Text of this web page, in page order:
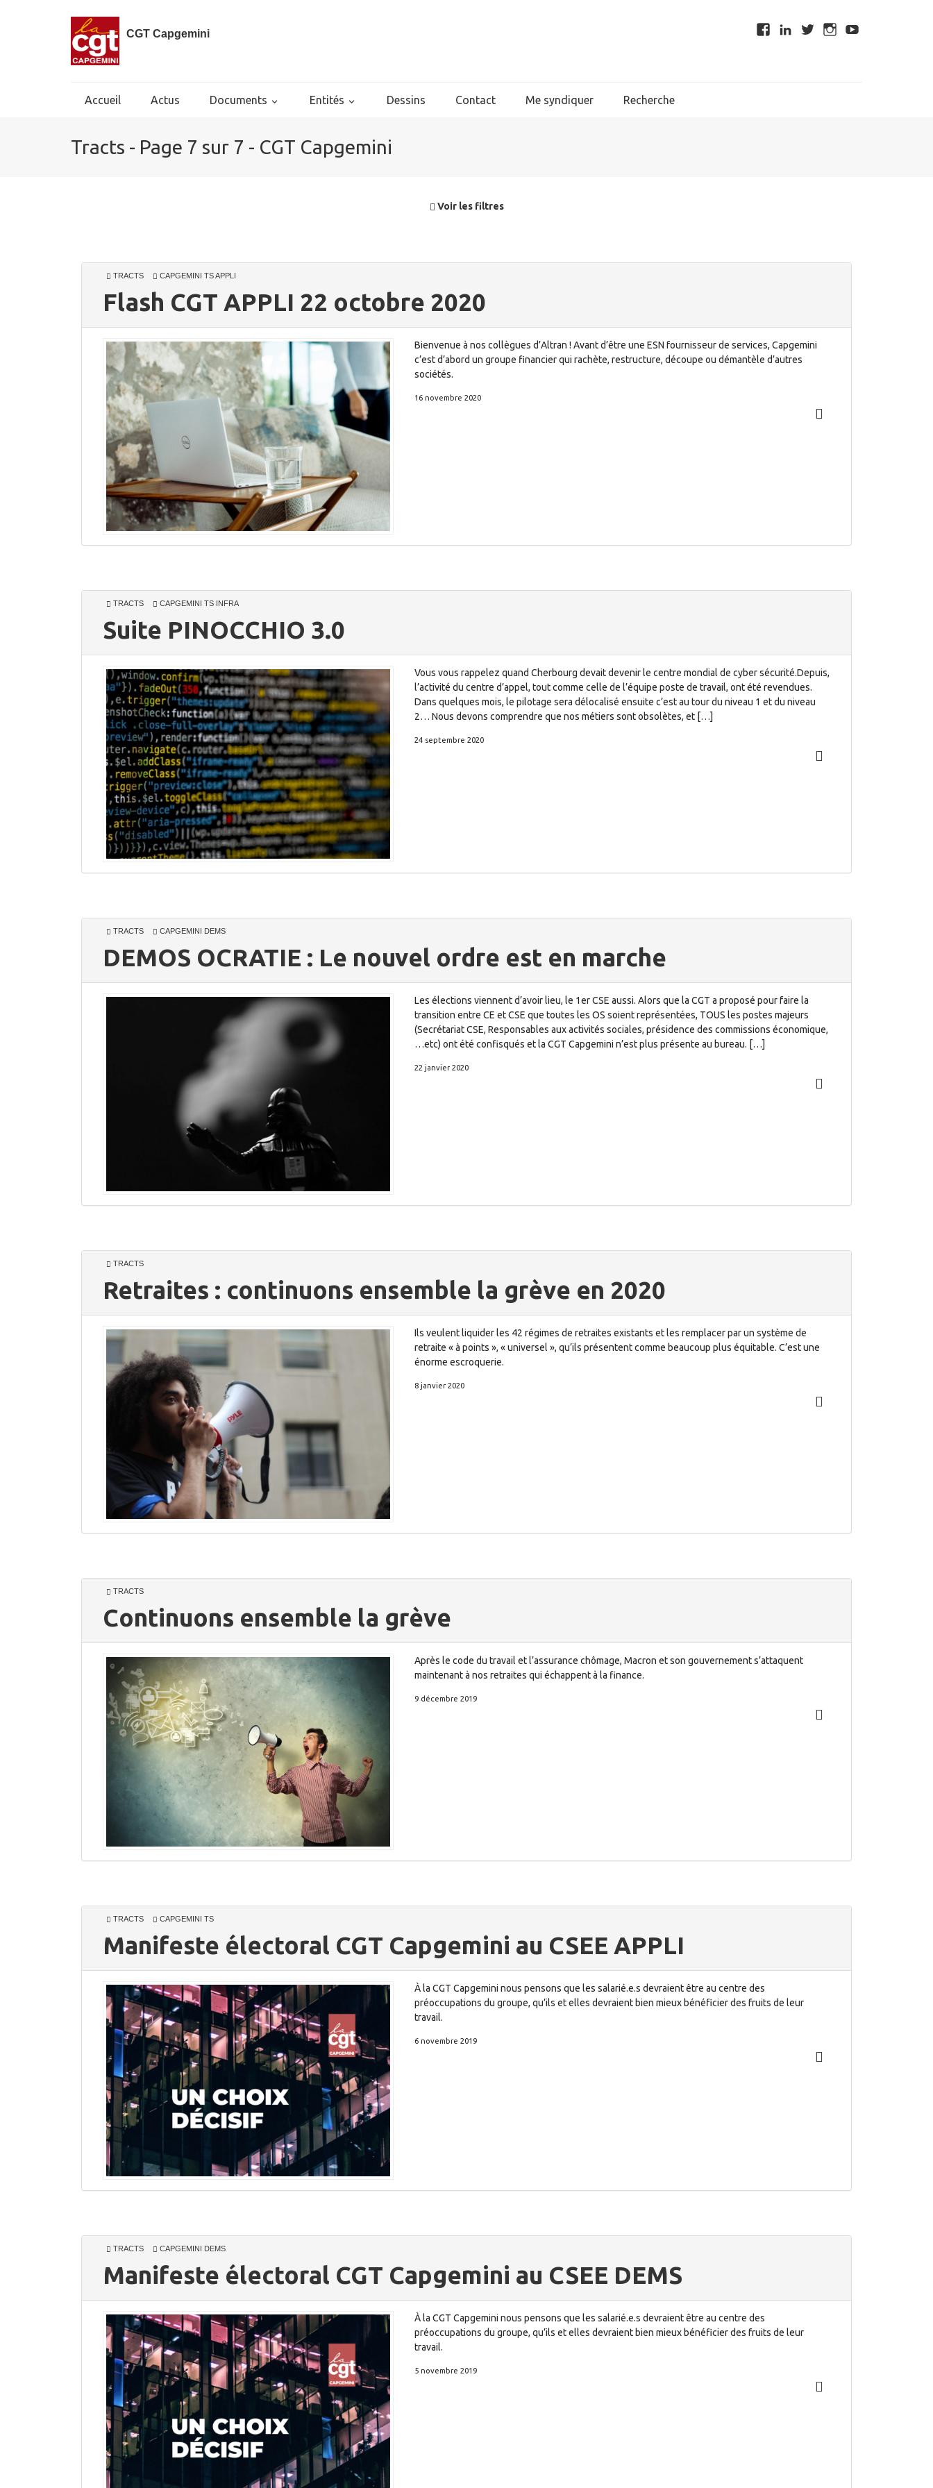
CGT Capgemini
Accueil Actus Documents Entités Dessins Contact Me syndiquer Recherche
Tracts - Page 7 sur 7 - CGT Capgemini
Voir les filtres
TRACTS CAPGEMINI TS APPLI
Flash CGT APPLI 22 octobre 2020
Bienvenue à nos collègues d’Altran ! Avant d’être une ESN fournisseur de services, Capgemini
c’est d’abord un groupe financier qui rachète, restructure, découpe ou démantèle d’autres
sociétés.
16 novembre 2020
TRACTS CAPGEMINI TS INFRA
Suite PINOCCHIO 3.0
Vous vous rappelez quand Cherbourg devait devenir le centre mondial de cyber sécurité.Depuis,
l’activité du centre d’appel, tout comme celle de l’équipe poste de travail, ont été revendues.
Dans quelques mois, le pilotage sera délocalisé ensuite c’est au tour du niveau 1 et du niveau
2… Nous devons comprendre que nos métiers sont obsolètes, et […]
24 septembre 2020
TRACTS CAPGEMINI DEMS
DEMOS OCRATIE : Le nouvel ordre est en marche
Les élections viennent d’avoir lieu, le 1er CSE aussi. Alors que la CGT a proposé pour faire la
transition entre CE et CSE que toutes les OS soient représentées, TOUS les postes majeurs
(Secrétariat CSE, Responsables aux activités sociales, présidence des commissions économique,
…etc) ont été confisqués et la CGT Capgemini n’est plus présente au bureau. […]
22 janvier 2020
TRACTS
Retraites : continuons ensemble la grève en 2020
Ils veulent liquider les 42 régimes de retraites existants et les remplacer par un système de
retraite « à points », « universel », qu’ils présentent comme beaucoup plus équitable. C’est une
énorme escroquerie.
8 janvier 2020
TRACTS
Continuons ensemble la grève
Après le code du travail et l’assurance chômage, Macron et son gouvernement s’attaquent
maintenant à nos retraites qui échappent à la finance.
9 décembre 2019
TRACTS CAPGEMINI TS
Manifeste électoral CGT Capgemini au CSEE APPLI
À la CGT Capgemini nous pensons que les salarié.e.s devraient être au centre des
préoccupations du groupe, qu’ils et elles devraient bien mieux bénéficier des fruits de leur
travail.
6 novembre 2019
TRACTS CAPGEMINI DEMS
Manifeste électoral CGT Capgemini au CSEE DEMS
À la CGT Capgemini nous pensons que les salarié.e.s devraient être au centre des
préoccupations du groupe, qu’ils et elles devraient bien mieux bénéficier des fruits de leur
travail.
5 novembre 2019